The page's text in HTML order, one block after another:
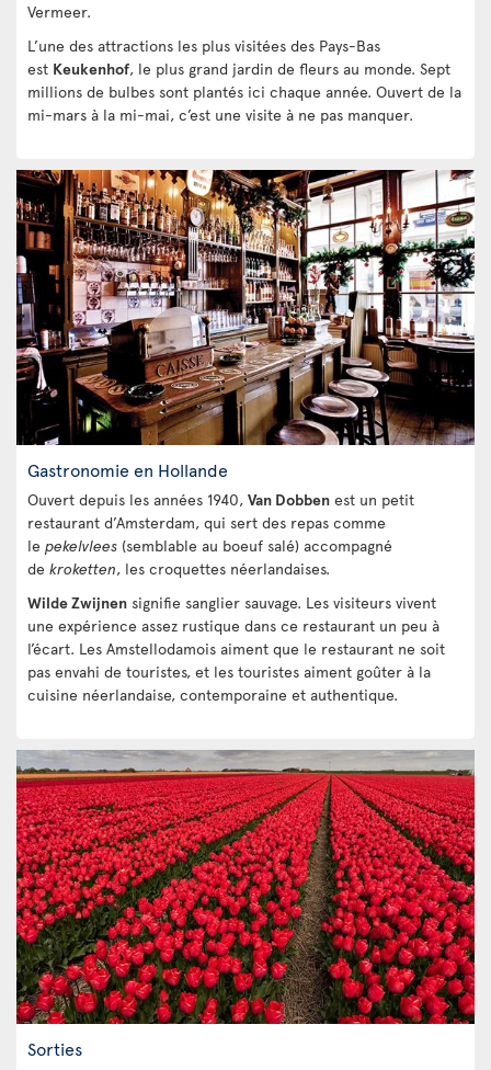
Vermeer.
L’une des attractions les plus visitées des Pays-Bas
est Keukenhof, le plus grand jardin de fleurs au monde. Sept
millions de bulbes sont plantés ici chaque année. Ouvert de la
mi-mars à la mi-mai, c’est une visite à ne pas manquer.
Gastronomie en Hollande
Ouvert depuis les années 1940, Van Dobben est un petit
restaurant d’Amsterdam, qui sert des repas comme
le pekelvlees (semblable au boeuf salé) accompagné
de kroketten, les croquettes néerlandaises.
Wilde Zwijnen signifie sanglier sauvage. Les visiteurs vivent
une expérience assez rustique dans ce restaurant un peu à
l’écart. Les Amstellodamois aiment que le restaurant ne soit
pas envahi de touristes, et les touristes aiment goûter à la
cuisine néerlandaise, contemporaine et authentique.
Sorties